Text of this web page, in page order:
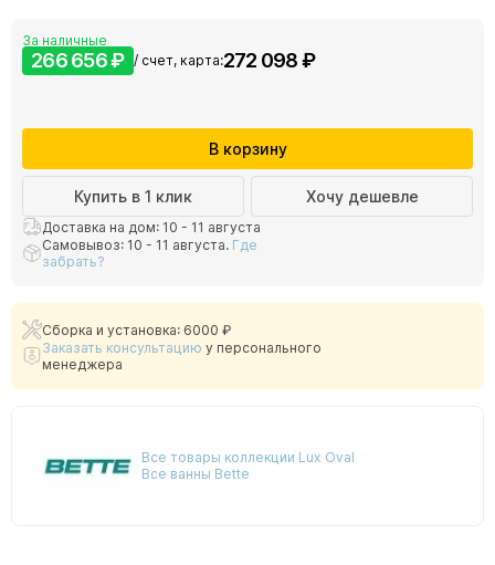
За наличные
266 656 ₽ / счет, карта:272 098 ₽
В корзину
Купить в 1 клик Хочу дешевле
Доставка на дом: 10 - 11 августа
Самовывоз: 10 - 11 августа. Где
забрать?
Сборка и установка: 6000 ₽
Заказать консультацию у персонального
менеджера
Все товары коллекции Lux Oval
Все ванны Bette